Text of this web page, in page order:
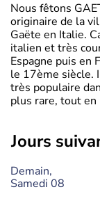
Nous fêtons
originaire de la
Gaëte en Italie.
italien et très
Espagne puis en
le 17ème siècle.
très populaire
plus rare, tout
jours
Demain,
Samedi 08